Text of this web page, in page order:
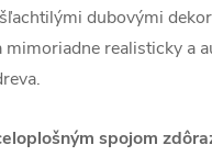
dubovými
mimoriadne realisticky a
spojom